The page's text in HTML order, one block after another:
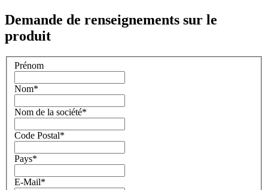
Demande de renseignements sur le
produit
Prénom
Nom*
Nom de la société*
Code Postal*
Pays*
E-Mail*